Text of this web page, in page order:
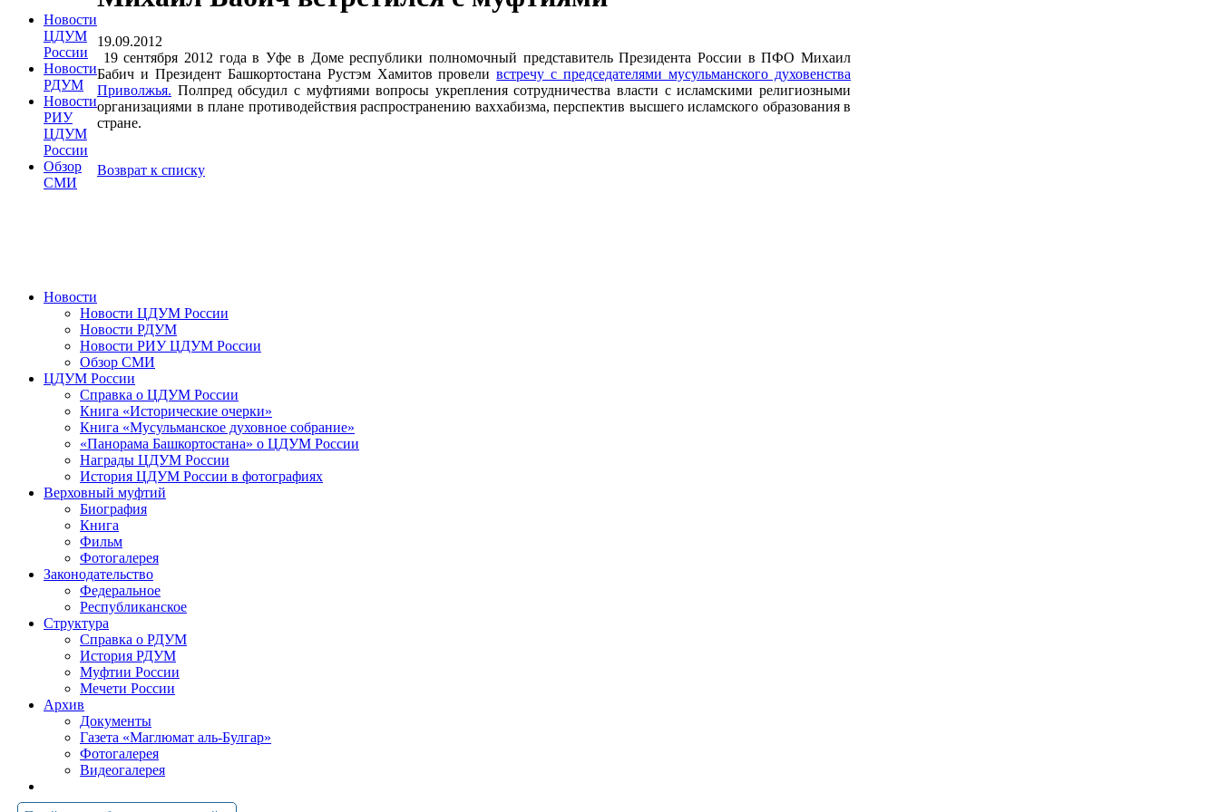
Новости
ЦДУМ
России
Новости
РДУМ
Новости
РИУ
ЦДУМ
России
Обзор
СМИ
19.09.2012
19 сентября 2012 года в Уфе в Доме республики полномочный представитель Президента России в ПФО Михаил
Бабич и Президент Башкортостана Рустэм Хамитов провеливстречу с председателями мусульманского духовенства
Приволжья. Полпред обсудил с муфтиями вопросы укрепления сотрудничества власти с исламскими религиозными
организациями в плане противодействия распространению ваххабизма, перспектив высшего исламского образования в
стране.
Возврат к списку
Новости
Новости ЦДУМ России
Новости РДУМ
Новости РИУ ЦДУМ России
Обзор СМИ
ЦДУМ России
Справка о ЦДУМ России
Книга «Исторические очерки»
Книга «Мусульманское духовное собрание»
«Панорама Башкортостана» о ЦДУМ России
Награды ЦДУМ России
История ЦДУМ России в фотографиях
Верховный муфтий
Биография
Книга
Фильм
Фотогалерея
Законодательство
Федеральное
Республиканское
Структура
Справка о РДУМ
История РДУМ
Муфтии России
Мечети России
Архив
Документы
Газета «Маглюмат аль-Булгар»
Фотогалерея
Видеогалерея